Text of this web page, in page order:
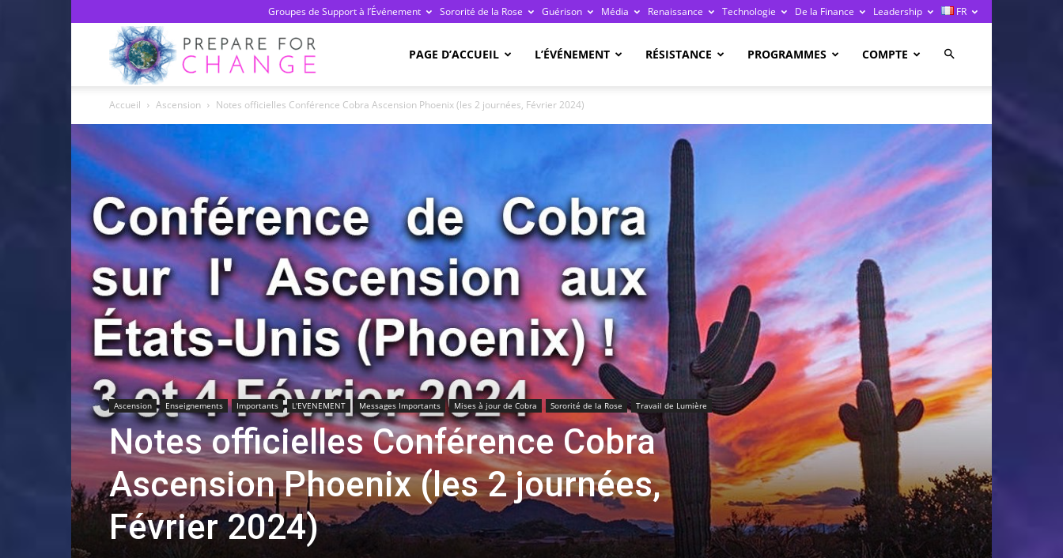
Groupes de Support à l’Événement Sororité de la Rose Guérison Média Renaissance Technologie De la Finance Leadership FR
–
Français
PAGE D’ACCUEIL L’ÉVÉNEMENT RÉSISTANCE PROGRAMMES COMPTE
Accueil Ascension Notes officielles Conférence Cobra Ascension Phoenix (les 2 journées, Février 2024)
Ascension Enseignements Importants L'EVENEMENT Messages Importants Mises à jour de Cobra Sororité de la Rose Travail de Lumière
Notes officielles Conférence Cobra
Ascension Phoenix (les 2 journées,
Février 2024)